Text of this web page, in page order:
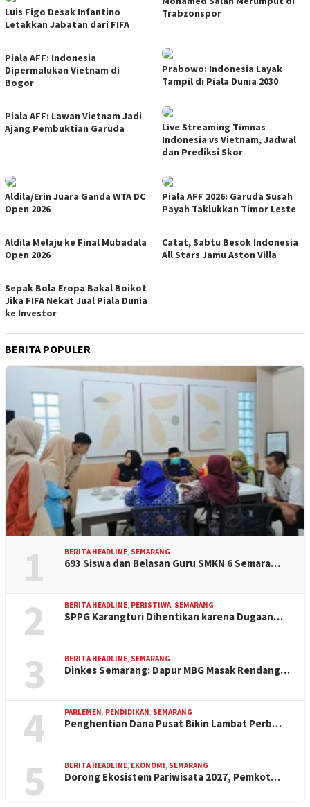
Luis Figo Desak Infantino
Letakkan Jabatan dari FIFA
Trabzonspor
Piala AFF: Indonesia
Dipermalukan Vietnam di
Bogor
Prabowo: Indonesia Layak
Tampil di Piala Dunia 2030
Piala AFF: Lawan Vietnam Jadi
Ajang Pembuktian Garuda
Live Streaming Timnas
Indonesia vs Vietnam, Jadwal
dan Prediksi Skor
Aldila/Erin Juara Ganda WTA DC
Open 2026
Piala AFF 2026: Garuda Susah
Payah Taklukkan Timor Leste
Aldila Melaju ke Final Mubadala
Open 2026
Catat, Sabtu Besok Indonesia
All Stars Jamu Aston Villa
Sepak Bola Eropa Bakal Boikot
Jika FIFA Nekat Jual Piala Dunia
ke Investor
BERITA POPULER
1 BERITA HEADLINE SEMARANG
693 Siswa dan Belasan Guru SMKN 6 Semara…
2 BERITA HEADLINE PERISTIWA SEMARANG
SPPG Karangturi Dihentikan karena Dugaan…
3 BERITA HEADLINE SEMARANG
Dinkes Semarang: Dapur MBG Masak Rendang…
4 PARLEMEN PENDIDIKAN SEMARANG
Penghentian Dana Pusat Bikin Lambat Perb…
5 BERITA HEADLINE EKONOMI SEMARANG
Dorong Ekosistem Pariwisata 2027, Pemkot…